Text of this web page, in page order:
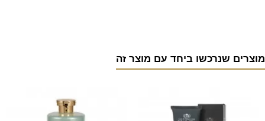
מוצרים שנרכשו ביחד עם מוצר זה